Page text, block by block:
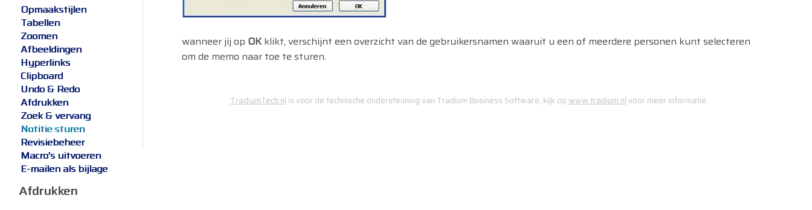
wanneer jij op OK klikt, verschijnt een overzicht van de gebruikersnamen waaruit u een of meerdere personen kunt selecteren
om de memo naar toe te sturen.
TradiumTech.nl is voor de technische ondersteuning van Tradium Business Software, kijk opwww.tradium.nlvoor meer informatie.
Opmaakstijlen
Tabellen
Zoomen
Afbeeldingen
Hyperlinks
Clipboard
Undo & Redo
Afdrukken
Zoek & vervang
Notitie sturen
Revisiebeheer
Macro's uitvoeren
E-mailen als bijlage
Afdrukken